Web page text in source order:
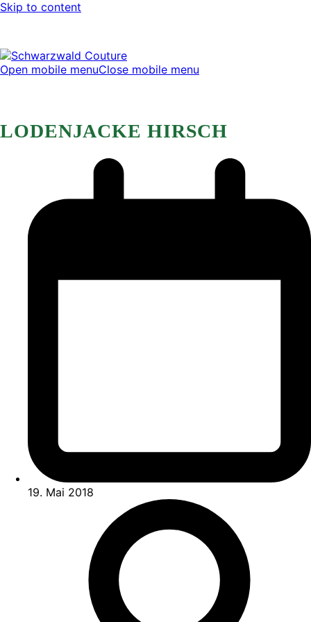
Skip to content
Open mobile menuClose mobile menu
LODENJACKE HIRSCH
19. Mai 2018